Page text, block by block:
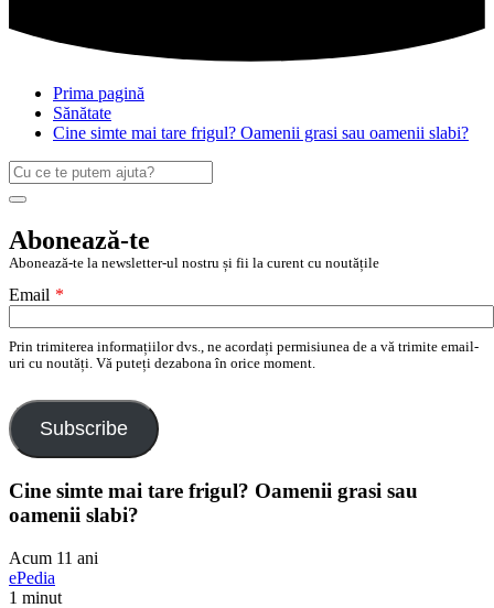
Prima pagină
Sănătate
Cine simte mai tare frigul? Oamenii grasi sau oamenii slabi?
Caută
după:
Search
Abonează-te
Abonează-te la newsletter-ul nostru și fii la curent cu noutățile
Email *
Prin trimiterea informațiilor dvs., ne acordați permisiunea de a vă trimite email-
uri cu noutăți. Vă puteți dezabona în orice moment.
Subscribe
Cine simte mai tare frigul? Oamenii grasi sau
oamenii slabi?
Acum 11 ani
ePedia
1 minut